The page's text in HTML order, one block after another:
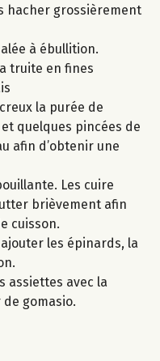
hacher grossièrement
à ébullition.
truite en fines
la purée de
quelques pincées de
afin d’obtenir une
Les cuire
brièvement afin
cuisson.
les épinards, la
assiettes avec la
gomasio.